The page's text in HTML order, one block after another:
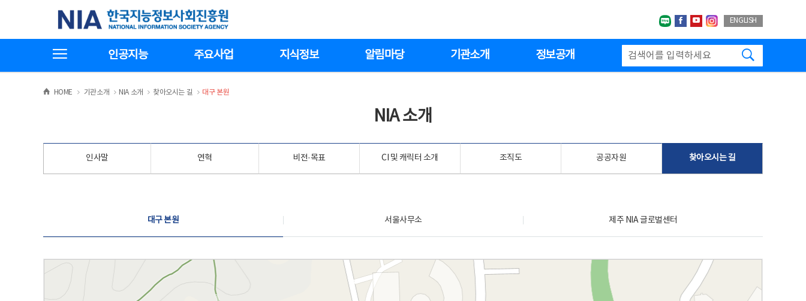
기
한국지능정보사회진흥원
네이버블로그
페이스북
유투브인스타그랩
ENGLISH
인공지능 주요사업 지식정보 알림마당 기관소개 정보공개
HOME >
기관소개 >NIA 소개 >
찾아오시는 길 >
대구 본원
NIA 소개
인사말 연혁 비전·목표 CI 및 캐릭터 소개 조직도 공공자원 찾아오시는 길
대구 본원 서울사무소 제주 NIA 글로벌센터